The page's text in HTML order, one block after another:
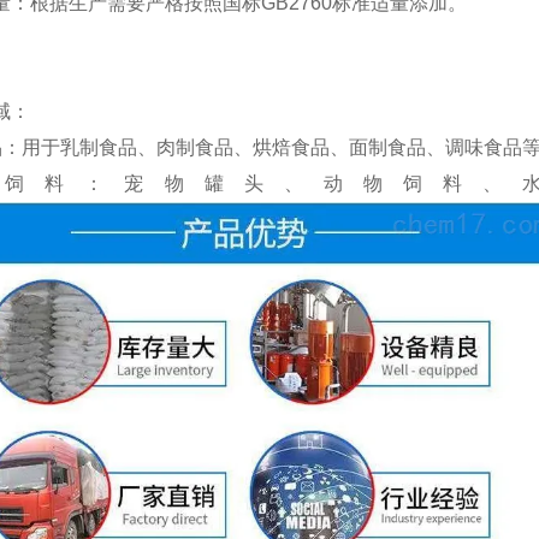
：
用于乳制食品、肉制食品、烘焙食品、面制食品、调味食品
料：宠物罐头、动物饲料、